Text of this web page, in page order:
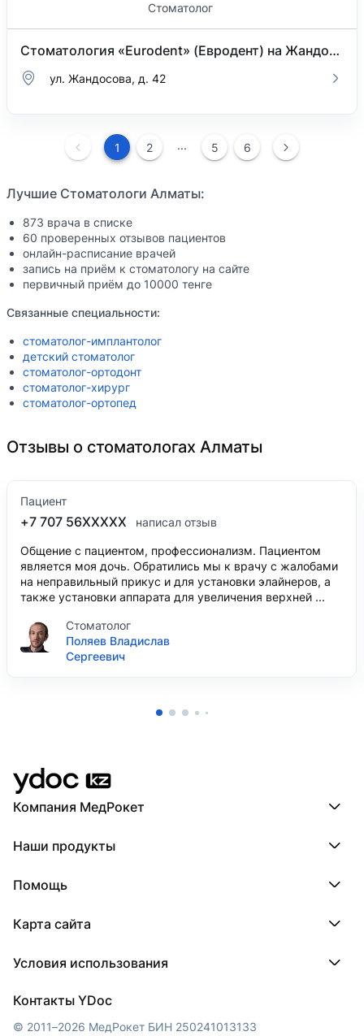
Стоматолог
Стоматология «Eurodent» (Евродент) на Жандосова
ул. Жандосова, д. 42
1 2 ... 5 6
Лучшие Стоматологи Алматы:
873 врача в списке
60 проверенных отзывов пациентов
онлайн-расписание врачей
запись на приём к стоматологу на сайте
первичный приём до 10000 тенге
Связанные специальности:
стоматолог-имплантолог
детский стоматолог
стоматолог-ортодонт
стоматолог-хирург
стоматолог-ортопед
Отзывы о стоматологах Алматы
Пациент
+7 707 56XXXXX написал отзыв
Общение с пациентом, профессионализм. Пациентом
является моя дочь. Обратились мы к врачу с жалобами
на неправильный прикус и для установки элайнеров, а
также установки аппарата для увеличения верхней ...
Стоматолог
Поляев Владислав
Сергеевич
Компания МедРокет
О YDoc
Наши продукты
ПроТаблетки
МедТочка
Помощь
Регистрация врача
Карта сайта
Регионы
Клиники
Условия использования
Обработка персональных данных
Контакты YDoc
© 2011–2026 МедРокет БИН 250241013133